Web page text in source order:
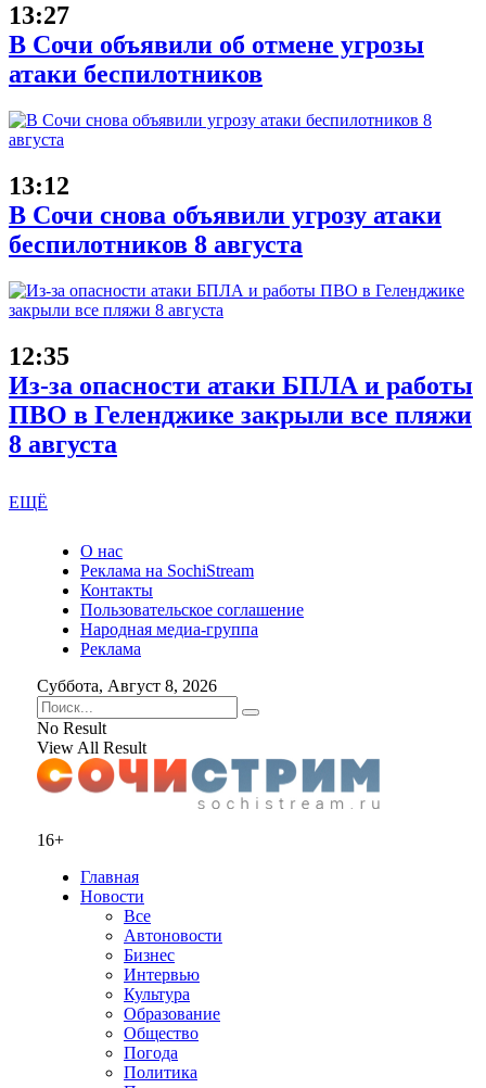
13:27
В Сочи объявили об отмене угрозы
атаки беспилотников
13:12
В Сочи снова объявили угрозу атаки
беспилотников 8 августа
12:35
Из-за опасности атаки БПЛА и работы
ПВО в Геленджике закрыли все пляжи
8 августа
ЕЩЁ
О нас
Реклама на SochiStream
Контакты
Пользовательское соглашение
Народная медиа-группа
Реклама
Суббота, Август 8, 2026
No Result
View All Result
16+
Главная
Новости
Все
Автоновости
Бизнес
Интервью
Культура
Образование
Общество
Погода
Политика